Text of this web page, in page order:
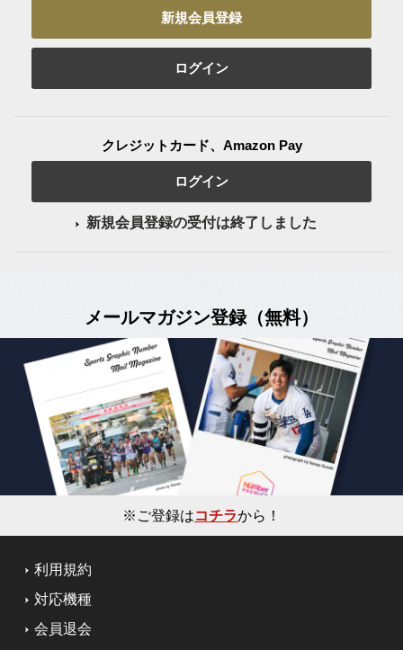
新規会員登録
ログイン
クレジットカード、Amazon Pay
ログイン
新規会員登録の受付は終了しました
メールマガジン登録（無料）
※ご登録はコチラから！
利用規約
対応機種
会員退会